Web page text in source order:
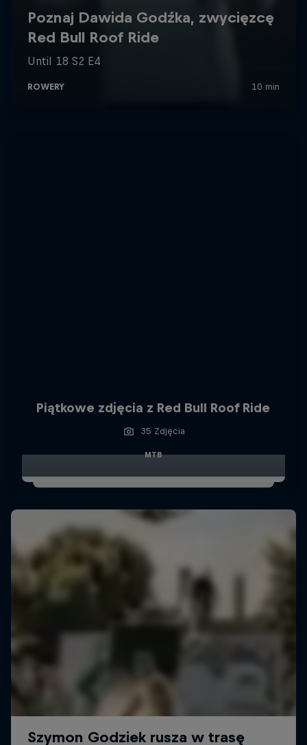
Piątkowe zdjęcia z Red Bull Roof Ride
35 Zdjęcia
MTB